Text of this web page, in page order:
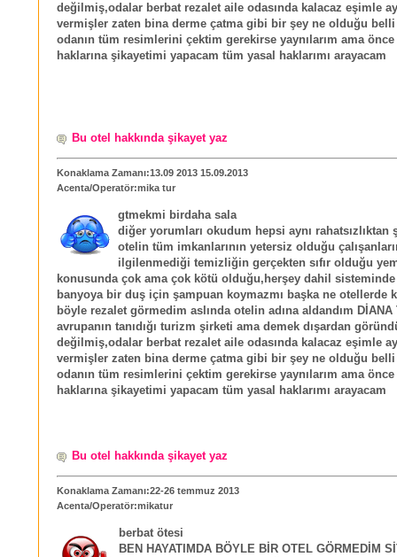
değilmiş,odalar berbat rezalet aile odasında kalacaz eşimle
vermişler zaten bina derme çatma gibi bir şey ne olduğu
odanın tüm resimlerini çektim gerekirse yaynılarım ama
haklarına şikayetimi yapacam tüm yasal haklarımı arayacam
Bu otel hakkında şikayet yaz
Konaklama Zamanı:13.09 2013 15.09.2013
Acenta/Operatör:mika tur
gtmekmi birdaha sala
diğer yorumları okudum hepsi aynı rahatsızlıktan
otelin tüm imkanlarının yetersiz olduğu
ilgilenmediği temizliğin gerçekten sıfır olduğu
konusunda çok ama çok kötü olduğu,herşey dahil
banyoya bir duş için şampuan koymazmı başka ne otellerde
böyle rezalet görmedim aslında otelin adına aldandım DİANA
avrupanın tanıdığı turizm şirketi ama demek dışardan
değilmiş,odalar berbat rezalet aile odasında kalacaz eşimle
vermişler zaten bina derme çatma gibi bir şey ne olduğu
odanın tüm resimlerini çektim gerekirse yaynılarım ama
haklarına şikayetimi yapacam tüm yasal haklarımı arayacam
Bu otel hakkında şikayet yaz
Konaklama Zamanı:22-26 temmuz 2013
Acenta/Operatör:mikatur
berbat ötesi
BEN HAYATIMDA BÖYLE BİR OTEL GÖRMEDİM